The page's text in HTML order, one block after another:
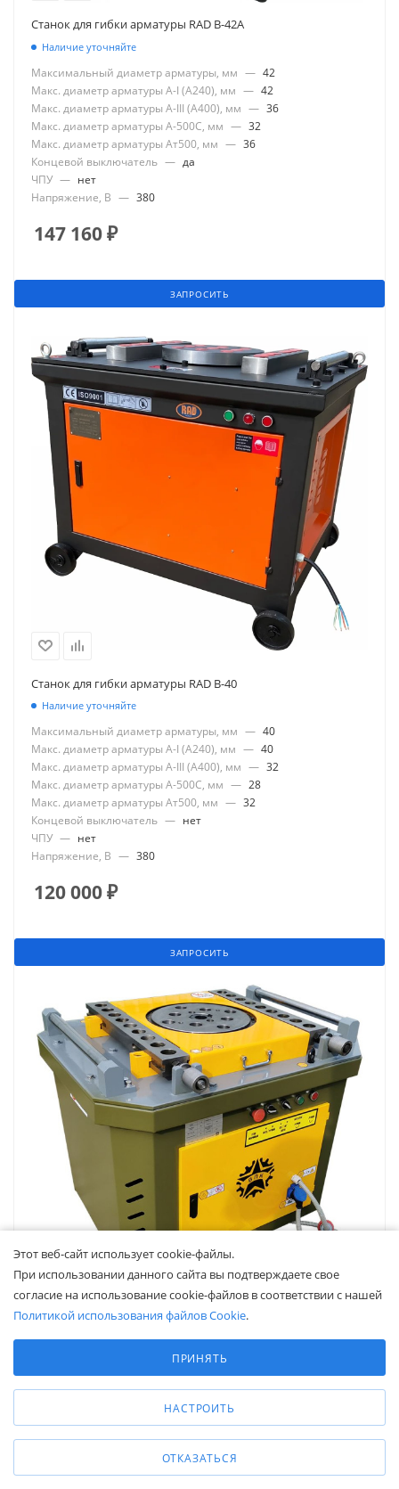
Станок для гибки арматуры RAD B-42A
Наличие уточняйте
Максимальный диаметр арматуры, мм — 42
Макс. диаметр арматуры А-I (А240), мм — 42
Макс. диаметр арматуры А-III (А400), мм — 36
Макс. диаметр арматуры А-500С, мм — 32
Макс. диаметр арматуры Ат500, мм — 36
Концевой выключатель — да
ЧПУ — нет
Напряжение, В — 380
147 160₽
ЗАПРОСИТЬ
Станок для гибки арматуры RAD B-40
Наличие уточняйте
Максимальный диаметр арматуры, мм — 40
Макс. диаметр арматуры А-I (А240), мм — 40
Макс. диаметр арматуры А-III (А400), мм — 32
Макс. диаметр арматуры А-500С, мм — 28
Макс. диаметр арматуры Ат500, мм — 32
Концевой выключатель — нет
ЧПУ — нет
Напряжение, В — 380
120 000₽
ЗАПРОСИТЬ
Станок для гибки арматуры ВПК Г-40
Максимальный диаметр арматуры, мм — 40
Макс. диаметр арматуры А-I (А240), мм
Макс. диаметр арматуры А-500С, мм — 28
Концевой выключатель — да
Напряжение, В — 380
Этот веб-сайт использует cookie-файлы.
При использовании данного сайта вы подтверждаете свое
согласие на использование cookie-файлов в соответствии с нашей
Политикой использования файлов Cookie.
Аналитические/Функциональные
ПРИНЯТЬ
НАСТРОИТЬ
ОТКАЗАТЬСЯ